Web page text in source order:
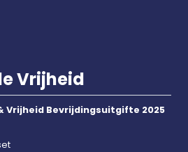
Vrijheid
Vrijheid Bevrijdingsuitgifte 2025